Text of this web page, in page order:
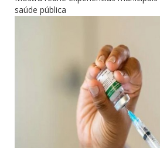
saúde pública